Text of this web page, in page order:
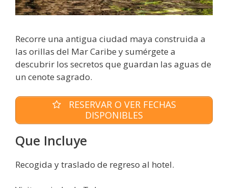
Recorre una antigua ciudad maya construida a
las orillas del Mar Caribe y sumérgete a
descubrir los secretos que guardan las aguas de
un cenote sagrado.
RESERVAR O VER FECHAS
DISPONIBLES
Que Incluye
Recogida y traslado de regreso al hotel.